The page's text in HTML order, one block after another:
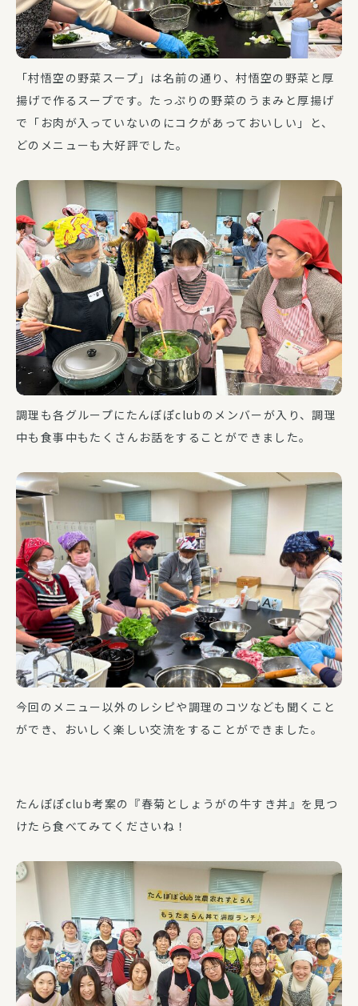
「村悟空の野菜スープ」は名前の通り、村悟空の野菜と厚
揚げで作るスープです。たっぷりの野菜のうまみと厚揚げ
で「お肉が入っていないのにコクがあっておいしい」と、
どのメニューも大好評でした。
調理も各グループにたんぽぽclubのメンバーが入り、調理
中も食事中もたくさんお話をすることができました。
今回のメニュー以外のレシピや調理のコツなども聞くこと
ができ、おいしく楽しい交流をすることができました。
たんぽぽclub考案の『春菊としょうがの牛すき丼』を見つ
けたら食べてみてくださいね！